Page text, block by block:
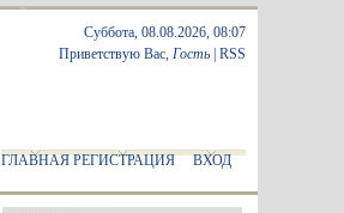
Суббота, 08.08.2026, 08:07
Приветствую Вас, Гость RSS
ГЛАВНАЯРЕГИСТРАЦИЯ ВХОД